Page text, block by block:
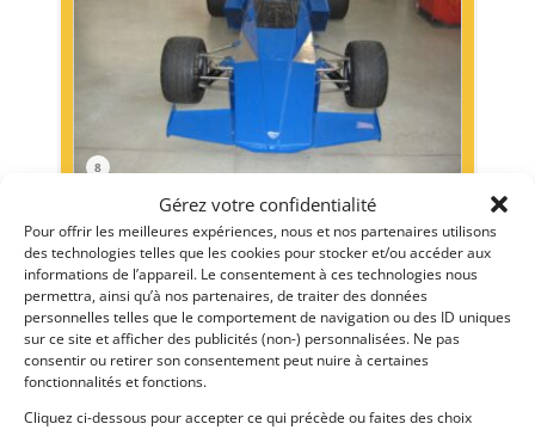
Gérez votre confidentialité
Pour offrir les meilleures expériences, nous et nos partenaires utilisons
des technologies telles que les cookies pour stocker et/ou accéder aux
informations de l’appareil. Le consentement à ces technologies nous
permettra, ainsi qu’à nos partenaires, de traiter des données
personnelles telles que le comportement de navigation ou des ID uniques
sur ce site et afficher des publicités (non-) personnalisées. Ne pas
consentir ou retirer son consentement peut nuire à certaines
fonctionnalités et fonctions.
Cliquez ci-dessous pour accepter ce qui précède ou faites des choix
8
BRABHAM BT40 F2 (1973)
INDIANAPOLIS (ETATS-UNIS (USA))
8 janvier 2026
2 806 vues
Vends Brabham BT-40 Formule 2 Historique de 1973. Très
bon état. Très eu utilisée depuis restauration. Coswoth BDA/
Hewland FT200